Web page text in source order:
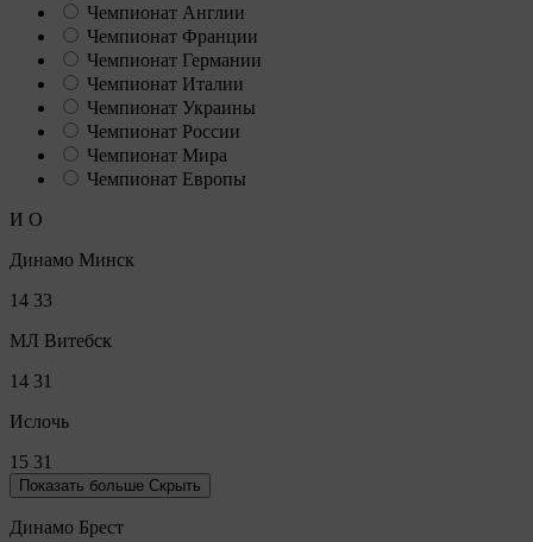
Чемпионат Англии
Чемпионат Франции
Чемпионат Германии
Чемпионат Италии
Чемпионат Украины
Чемпионат России
Чемпионат Мира
Чемпионат Европы
И О
Динамо Минск
14 33
МЛ Витебск
14 31
Ислочь
15 31
Показать больше Скрыть
Динамо Брест